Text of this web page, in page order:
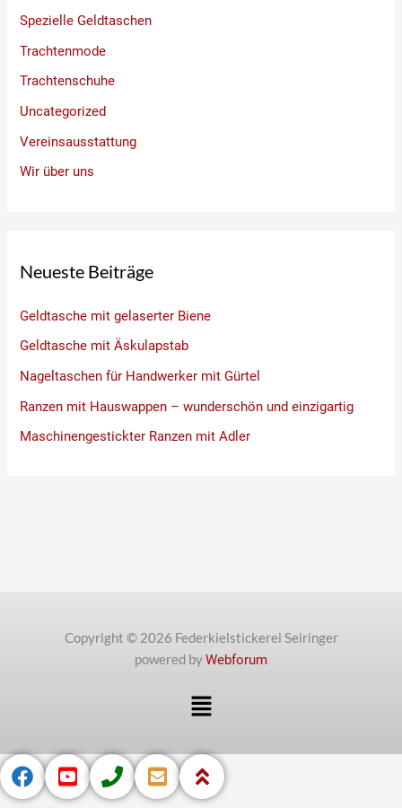
Spezielle Geldtaschen
Trachtenmode
Trachtenschuhe
Uncategorized
Vereinsausstattung
Wir über uns
Neueste Beiträge
Geldtasche mit gelaserter Biene
Geldtasche mit Äskulapstab
Nageltaschen für Handwerker mit Gürtel
Ranzen mit Hauswappen – wunderschön und einzigartig
Maschinengestickter Ranzen mit Adler
Copyright © 2026 Federkielstickerei Seiringer
powered byWebforum
Menü